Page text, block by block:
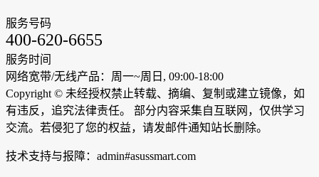
服务号码
400-620-6655
服务时间
网络宽带/无线产品：周一~周日, 09:00-18:00
Copyright © 未经授权禁止转载、摘编、复制或建立镜像，如
有违反，追究法律责任。 部分内容采集自互联网，仅供学习
交流。若侵犯了您的权益，请发邮件通知站长删除。
技术支持与报障：admin#asussmart.com